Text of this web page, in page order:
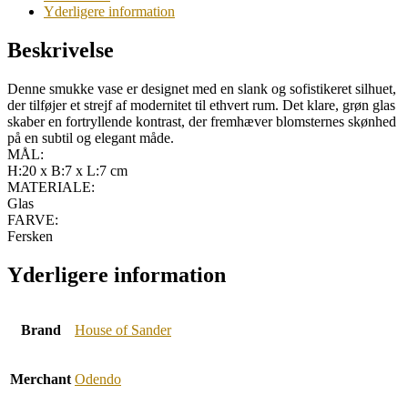
Yderligere information
Beskrivelse
Denne smukke vase er designet med en slank og sofistikeret silhuet,
der tilføjer et strejf af modernitet til ethvert rum. Det klare, grøn glas
skaber en fortryllende kontrast, der fremhæver blomsternes skønhed
på en subtil og elegant måde.
MÅL:
H:20 x B:7 x L:7 cm
MATERIALE:
Glas
FARVE:
Fersken
Yderligere information
Brand House of Sander
Merchant Odendo